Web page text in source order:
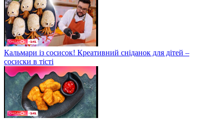
Кальмари із сосисок! Креативний сніданок для дітей –
сосиски в тісті